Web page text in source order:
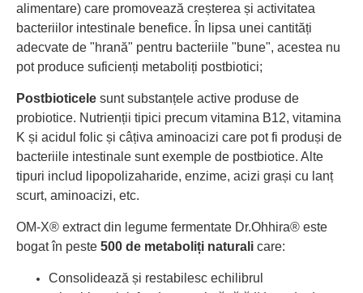
alimentare) care promovează creșterea și activitatea
bacteriilor intestinale benefice. În lipsa unei cantități
adecvate de "hrană" pentru bacteriile "bune", acestea nu
pot produce suficienți metaboliți postbiotici;
Postbioticele sunt substanțele active produse de
probiotice. Nutrienții tipici precum vitamina B12, vitamina
K și acidul folic și câțiva aminoacizi care pot fi produși de
bacteriile intestinale sunt exemple de postbiotice. Alte
tipuri includ lipopolizaharide, enzime, acizi grași cu lanț
scurt, aminoacizi, etc.
OM-X® extract din legume fermentate Dr.Ohhira® este
bogat în peste 500 de metaboliți naturali care:
Consolidează și restabilesc echilibrul